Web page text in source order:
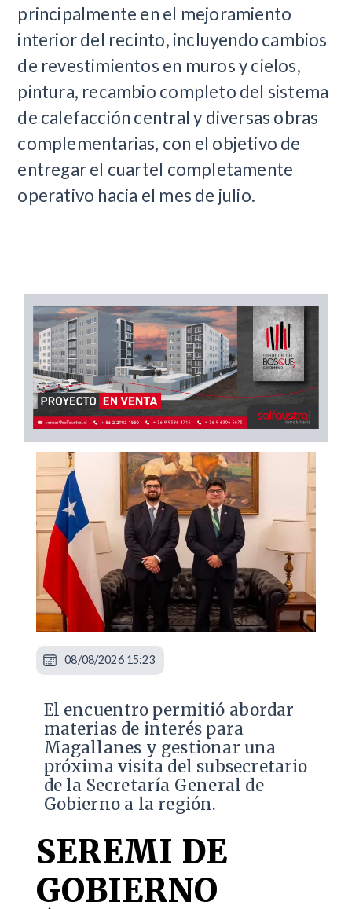
principalmente en el mejoramiento
interior del recinto, incluyendo cambios
de revestimientos en muros y cielos,
pintura, recambio completo del sistema
de calefacción central y diversas obras
complementarias, con el objetivo de
entregar el cuartel completamente
operativo hacia el mes de julio.
El encuentro permitió abordar
materias de interés para
Magallanes y gestionar una
próxima visita del subsecretario
de la Secretaría General de
Gobierno a la región.
SEREMI DE
GOBIERNO
08/08/2026 15:23